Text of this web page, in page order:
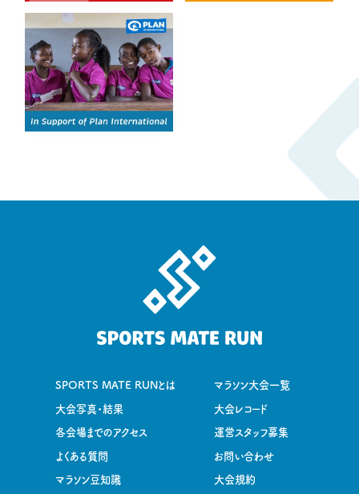
SPORTS MATE RUNとは マラソン大会一覧
大会写真・結果 大会レコード
各会場までのアクセス 運営スタッフ募集
よくある質問 お問い合わせ
マラソン豆知識 大会規約